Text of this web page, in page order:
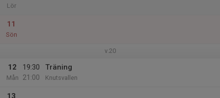
Lör
11
Sön
v.20
12
Mån
19:30
21:00
Träning
Knutsvallen
13